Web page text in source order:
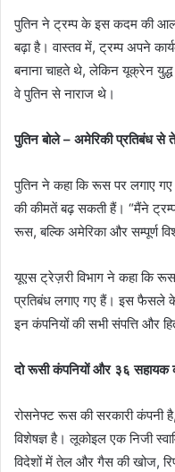
पुतिन ने ट्रम्प के इस कदम की
बढ़ा है। वास्तव में, ट्रम्प अपने
बनाना चाहते थे, लेकिन यूक्रेन
वे पुतिन से नाराज थे।
पुतिन बोले – अमेरिकी प्रतिबंध से
पुतिन ने कहा कि रूस पर लगाए
की कीमतें बढ़ सकती हैं। “मैंने
रूस, बल्कि अमेरिका और सम्पूर्ण
यूएस ट्रेज़री विभाग ने कहा कि
प्रतिबंध लगाए गए हैं। इस फैसले
इन कंपनियों की सभी संपत्ति और
दो रूसी कंपनियों और ३६ सहायक
रोसनेफ्ट रूस की सरकारी कंपनी
विशेषज्ञ है। लूकोइल एक निजी
विदेशों में तेल और गैस की खोज,